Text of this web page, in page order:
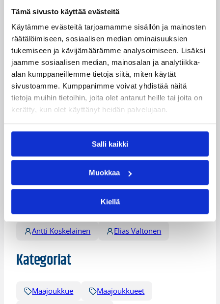
Tämä sivusto käyttää evästeitä
Käytämme evästeitä tarjoamamme sisällön ja mainosten
räätälöimiseen, sosiaalisen median ominaisuuksien
tukemiseen ja kävijämäärämme analysoimiseen. Lisäksi
jaamme sosiaalisen median, mainosalan ja analytiikka-
alan kumppaneillemme tietoja siitä, miten käytät
sivustoamme. Kumppanimme voivat yhdistää näitä
tietoja muihin tietoihin, joita olet antanut heille tai joita on
kerätty, kun olet käyttänyt heidän palvelujaan.
Salli kaikki
Muokkaa
Kiellä
koriksen juniorimaajoukkueiden historian kaikkien
aikojen kolmanneksi paras saavutus.
EM-kisamenestyksellään 1999 syntyneet selvittivät
tiensä ensimmäisenä suomalaisjoukkueena kautta
aikain juniorien MM-kisoihin. Valtonen viimeisteli
kesän 2016 17-vuotiaiden poikien MM-kisoissa 14,1
pisteen, 4,4 levypallon, 2,0 syötön ja 1,1 blokin
keskiarvot.
Lisätietoja:Arizona Staten uutinen
Antti Koskelainen Elias Valtonen
Kategoriat
Maajoukkue
Maajoukkueet